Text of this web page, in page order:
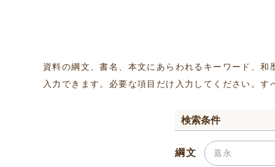
資料の綱文、書名、本文にあらわれるキーワード、
入力できます。必要な項目だけ入力してください。
検索条件
綱文